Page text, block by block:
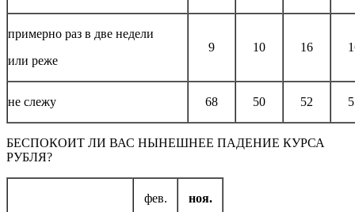
примерно раз в две недели
или реже
9 10 16
не слежу 68 50 52
БЕСПОКОИТ ЛИ ВАС НЫНЕШНЕЕ ПАДЕНИЕ КУРСА
РУБЛЯ?
фев.
ноя.